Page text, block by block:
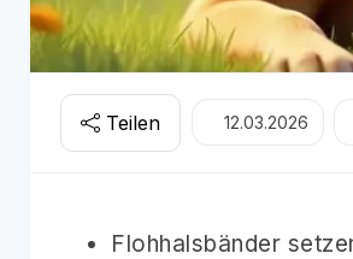
Teilen 12.03.2026
Flohhalsbänder